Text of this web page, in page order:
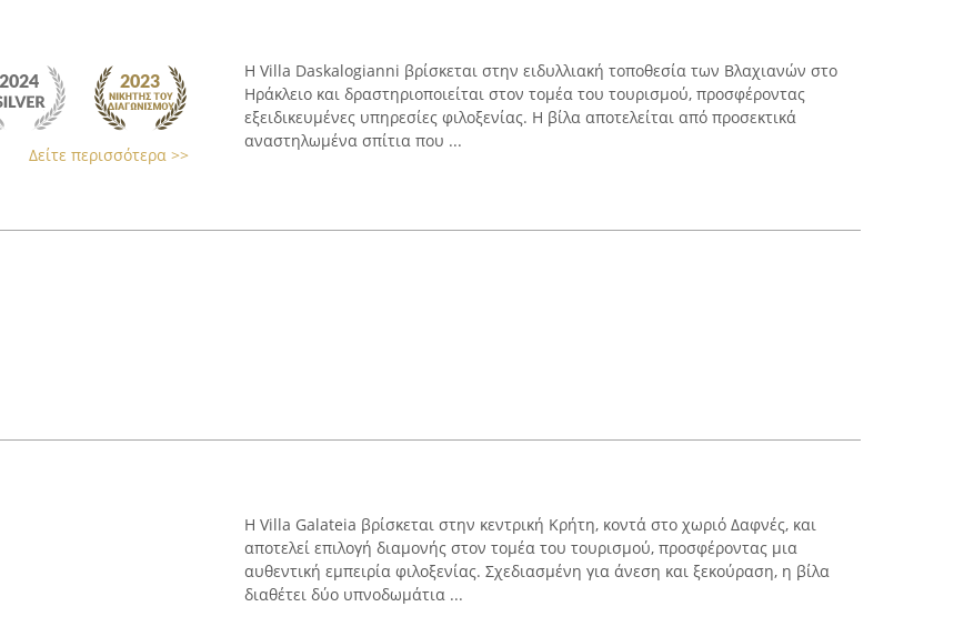
Δείτε περισσότερα >>
Η Villa Daskalogianni βρίσκεται στην ειδυλλιακή τοποθεσία των Βλαχιανών στο
Ηράκλειο και δραστηριοποιείται στον τομέα του τουρισμού, προσφέροντας
εξειδικευμένες υπηρεσίες φιλοξενίας. Η βίλα αποτελείται από προσεκτικά
αναστηλωμένα σπίτια που ...
Η Villa Galateia βρίσκεται στην κεντρική Κρήτη, κοντά στο χωριό Δαφνές, και
αποτελεί επιλογή διαμονής στον τομέα του τουρισμού, προσφέροντας μια
αυθεντική εμπειρία φιλοξενίας. Σχεδιασμένη για άνεση και ξεκούραση, η βίλα
διαθέτει δύο υπνοδωμάτια ...